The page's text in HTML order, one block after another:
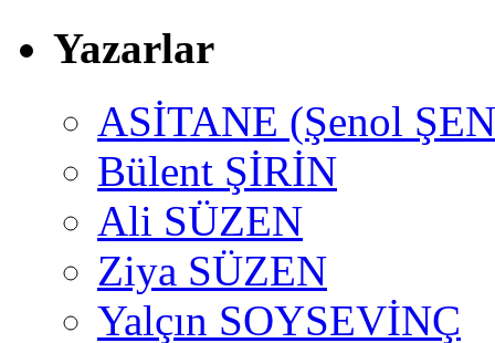
Yazarlar
ASİTANE (Şenol
Bülent ŞİRİN
Ali SÜZEN
Ziya SÜZEN
Yalçın SOYSEVİNÇ